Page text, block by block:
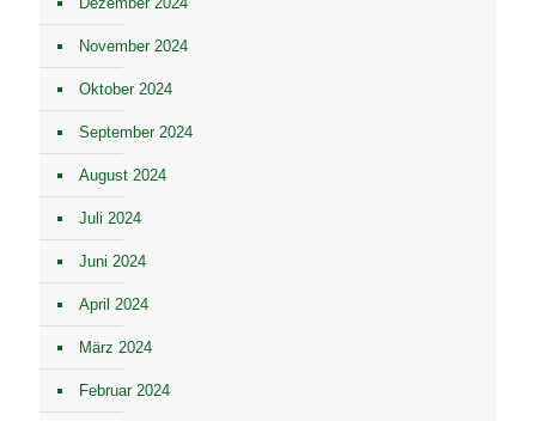
November 2024
Oktober 2024
September 2024
August 2024
Juli 2024
Juni 2024
April 2024
März 2024
Februar 2024